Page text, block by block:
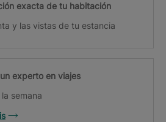
exacta de tu habitación
y las vistas de tu estancia
experto en viajes
semana